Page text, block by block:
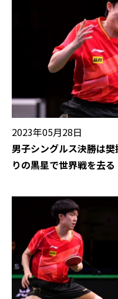
2023年05月28日
男子シングルス決勝は
りの黒星で世界戦を去る